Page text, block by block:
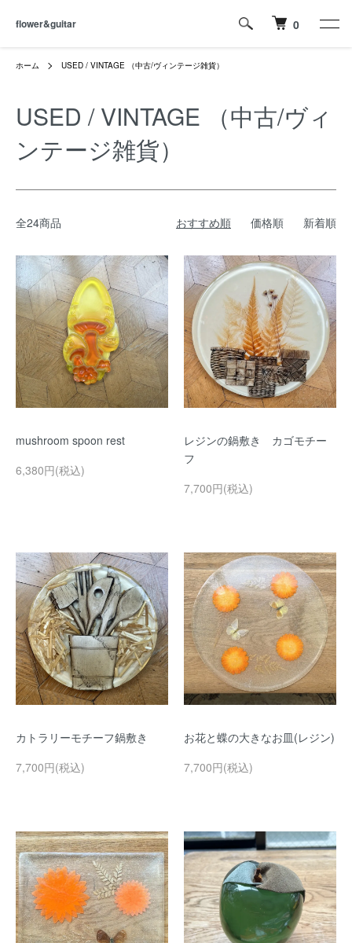
flower&guitar 0
ホーム USED / VINTAGE （中古/ヴィンテージ雑貨）
USED / VINTAGE （中古/ヴィ
ンテージ雑貨）
全24商品 おすすめ順 価格順 新着順
mushroom spoon rest
6,380円(税込)
レジンの鍋敷き カゴモチー
フ
7,700円(税込)
カトラリーモチーフ鍋敷き
7,700円(税込)
お花と蝶の大きなお皿(レジン)
7,700円(税込)